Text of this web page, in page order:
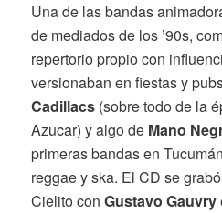
Una de las bandas
de mediados de los ’90s,
repertorio propio con
versionaban en fiestas y
Cadillacs(sobre todo de la
Azucar) y algo de Mano
primeras bandas en
reggae y ska. El CD se
Cielito con Gustavo Gauvry